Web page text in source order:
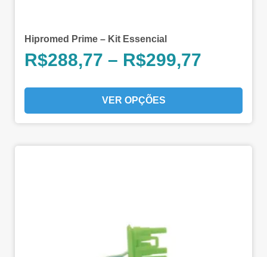
Hipromed Prime – Kit Essencial
R$288,77 – R$299,77
VER OPÇÕES